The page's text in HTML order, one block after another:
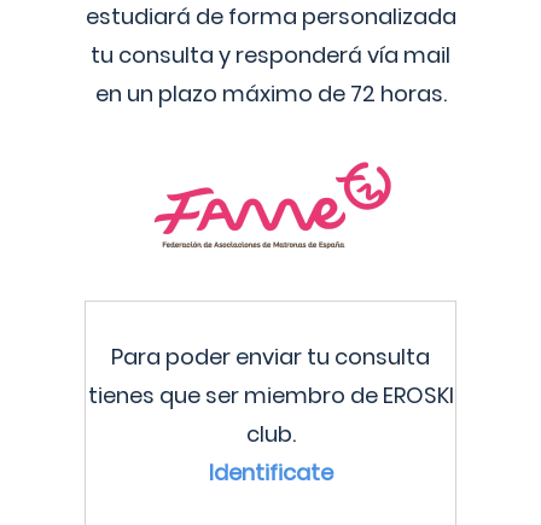
estudiará de forma personalizada
tu consulta y responderá vía mail
en un plazo máximo de 72 horas.
Para poder enviar tu consulta
tienes que ser miembro de EROSKI
club.
Identificate